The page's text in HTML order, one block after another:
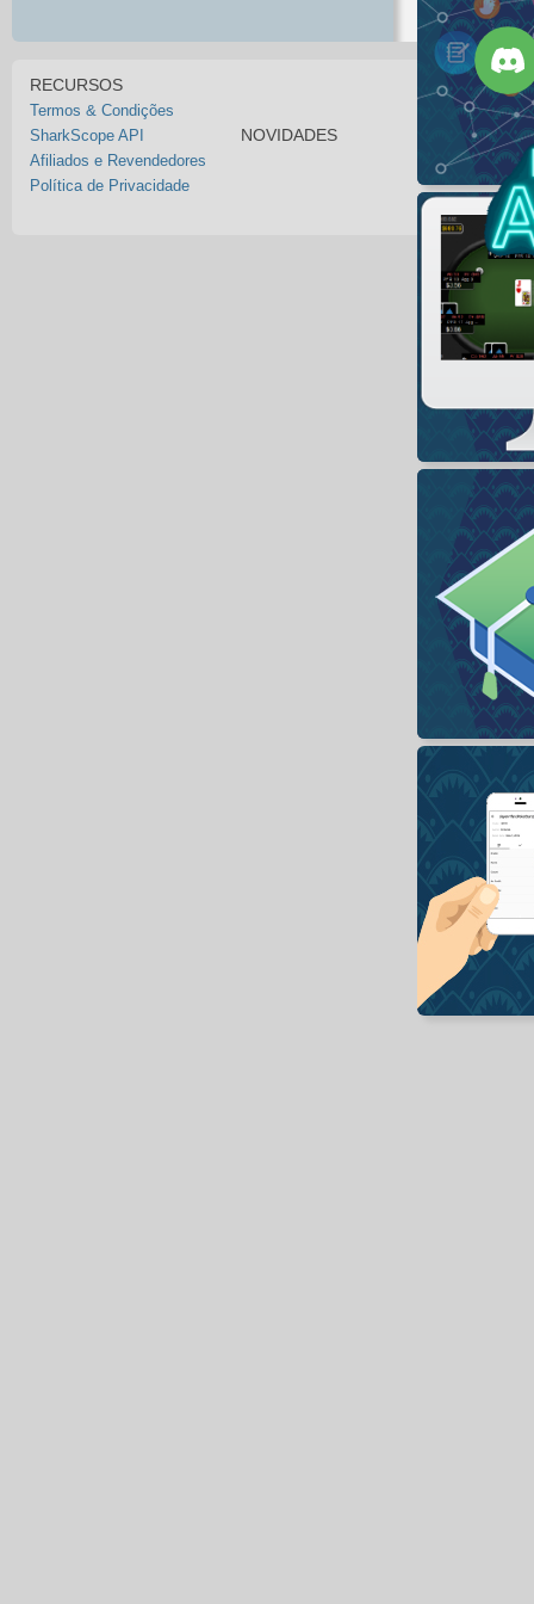
RECURSOS
Termos & Condições
SharkScope API
Afiliados e Revendedores
Política de Privacidade
NOVIDADES